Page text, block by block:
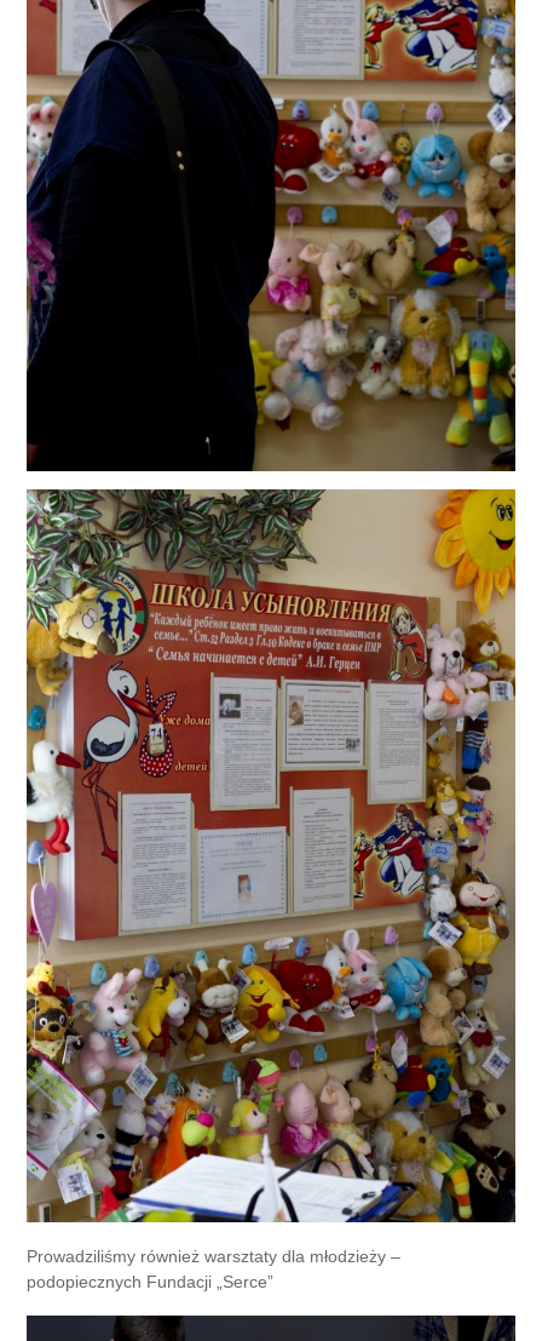
Prowadziliśmy również warsztaty dla młodzieży –
podopiecznych Fundacji „Serce”